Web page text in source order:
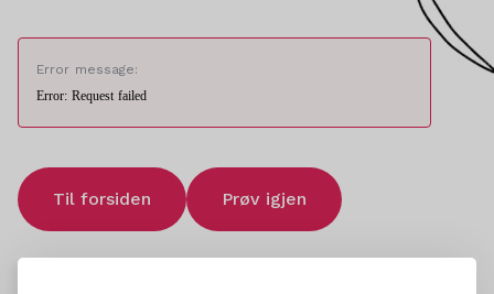
Error message:
Error: Request failed
Til forsiden Prøv igjen